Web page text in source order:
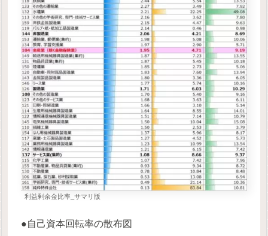
利益剰余金比率_サマリ版
●自己資本回転率の散布図